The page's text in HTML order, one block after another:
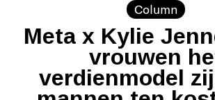
Column
Meta x Kylie
vrouwen
verdienmodel